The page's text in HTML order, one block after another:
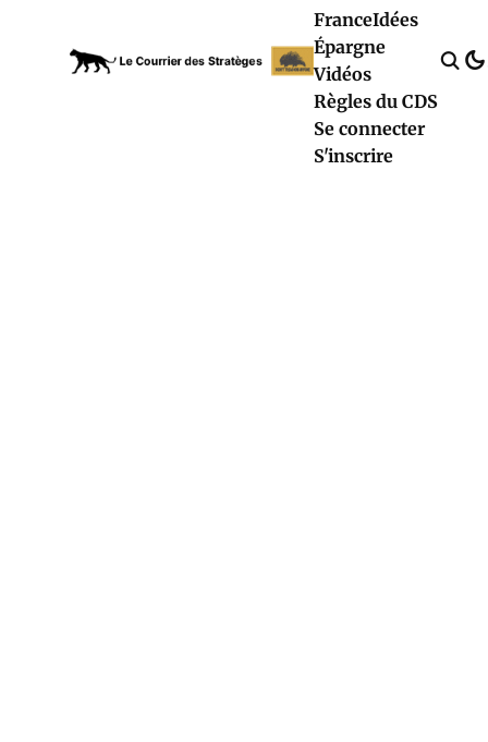
FranceIdées
Épargne
Vidéos
Règles du CDS
Se connecter
S'inscrire